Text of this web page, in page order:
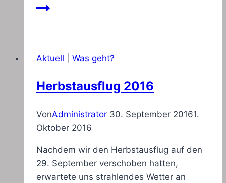
Aktuell Was geht?
Herbstausflug 2016
VonAdministrator 30. September 20161.
Oktober 2016
Nachdem wir den Herbstausflug auf den
29. September verschoben hatten,
erwartete uns strahlendes Wetter an